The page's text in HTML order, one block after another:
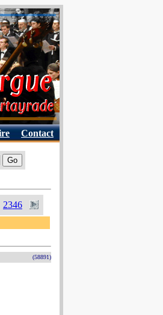
Contact
2346
(58891)